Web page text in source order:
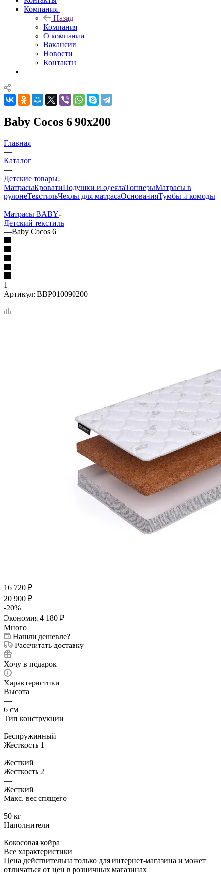
Компания
Назад
Компания
О компании
Вакансии
Новости
Контакты
Baby Cocos 6 90x200
Главная
—
Каталог
—
Детские товары
МатрасыКроватиПодушки и одеялаТопперыМатрасы в
рулонеТекстильЧехлы для матрасаОснованияТумбы и комоды
—
Матрасы BABY
Детский текстиль
—Baby Cocos 6
1
Артикул: BBP010090200
16 720 ₽
20 900 ₽
-20%
Экономия 4 180 ₽
Много
Нашли дешевле?
Рассчитать доставку
Хочу в подарок
Характеристики
Высота
—
6 см
Тип конструкции
—
Беспружинный
Жесткость 1
—
Жесткий
Жесткость 2
—
Жесткий
Макс. вес спящего
—
50 кг
Наполнители
—
Кокосовая койра
Все характеристики
Цена действительна только для интернет-магазина и может
отличаться от цен в розничных магазинах